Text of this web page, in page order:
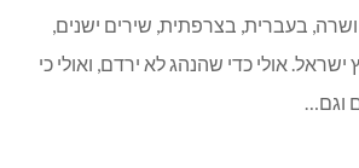
בעברית, בצרפתית, שירים ישנים,
אולי כדי שהנהג לא ירדם, ואולי כי
וגם…